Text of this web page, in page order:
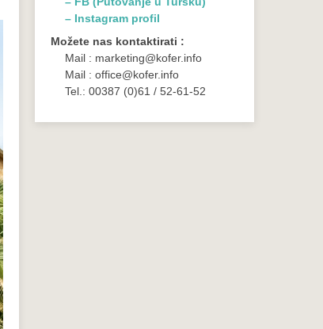
– Instagram profil
Možete nas kontaktirati :
Mail : marketing@kofer.info
Mail : office@kofer.info
Tel.: 00387 (0)61 / 52-61-52